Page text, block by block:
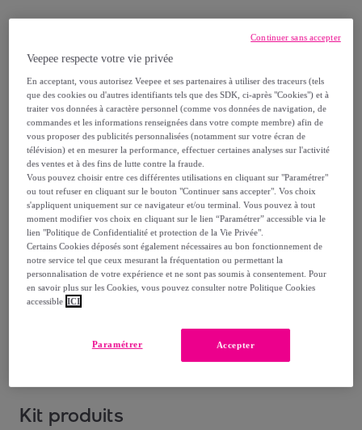
Vendu par Carte Noire et Lavazza
Livraison
Livraison à partir de4 €
Offerte par la marque dès 50,01 € d'achat
Livraison estimée: entre le12/08et le15/08
Kit produits
Veepee respecte votre vie privée
En acceptant, vous autorisez Veepee et ses partenaires à utiliser des traceurs (tels
que des cookies ou d'autres identifiants tels que des SDK, ci-après "Cookies") et à
traiter vos données à caractère personnel (comme vos données de navigation, de
commandes et les informations renseignées dans votre compte membre) afin de
vous proposer des publicités personnalisées (notamment sur votre écran de
télévision) et en mesurer la performance, effectuer certaines analyses sur l'activité
des ventes et à des fins de lutte contre la fraude.
Vous pouvez choisir entre ces différentes utilisations en cliquant sur "Paramétrer"
ou tout refuser en cliquant sur le bouton "Continuer sans accepter". Vos choix
s'appliquent uniquement sur ce navigateur et/ou terminal. Vous pouvez à tout
moment modifier vos choix en cliquant sur le lien “Paramétrer” accessible via le
lien "Politique de Confidentialité et protection de la Vie Privée".
Certains Cookies déposés sont également nécessaires au bon fonctionnement de
notre service tel que ceux mesurant la fréquentation ou permettant la
personnalisation de votre expérience et ne sont pas soumis à consentement. Pour
en savoir plus sur les Cookies, vous pouvez consulter notre Politique Cookies
accessible ICI
Accepter
Paramétrer
Continuer sans accepter